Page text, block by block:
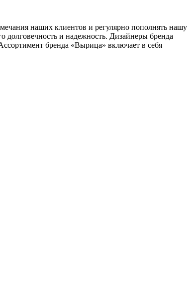
наших клиентов и регулярно пополнять нашу
долговечность и надежность. Дизайнеры бренда
бренда «Вырица» включает в себя